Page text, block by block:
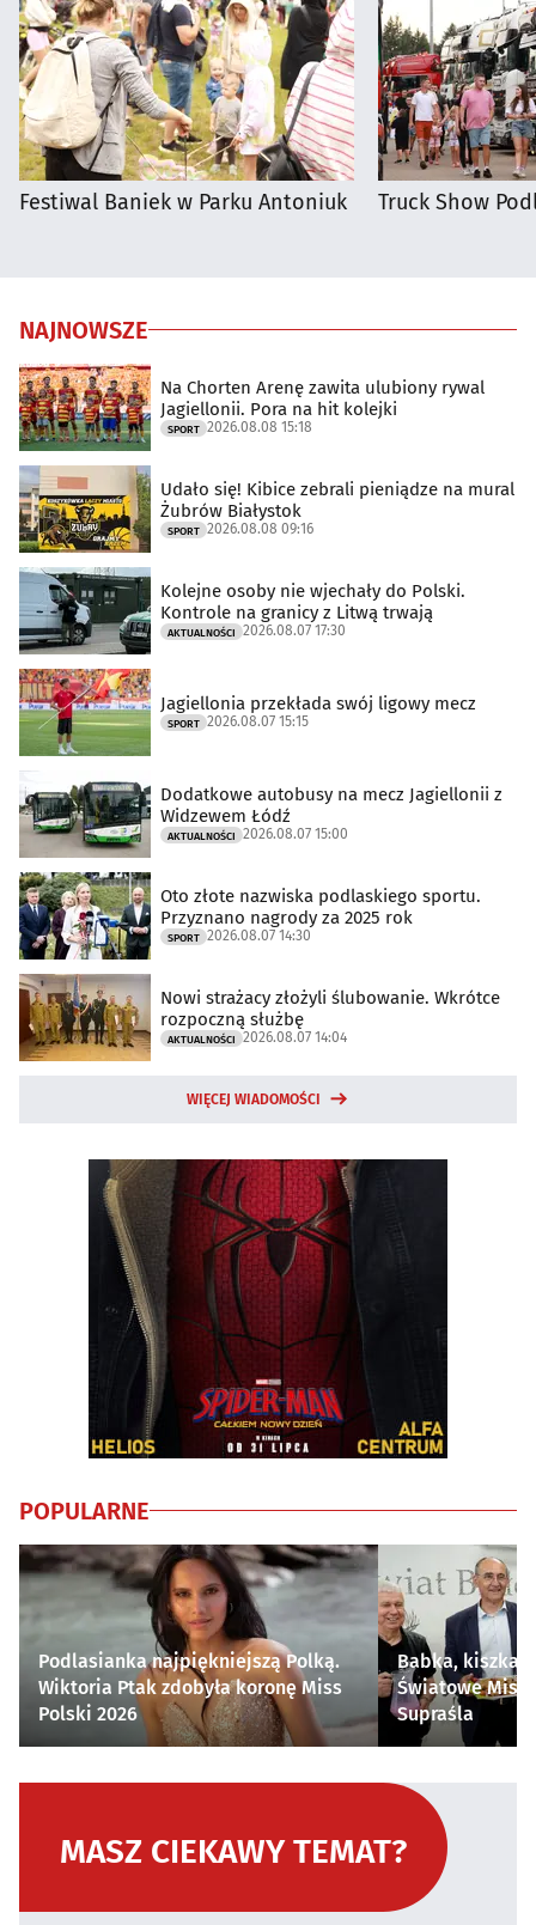
Festiwal Baniek w Parku Antoniuk Truck Show
NAJNOWSZE
Na Chorten Arenę zawita ulubiony rywal
Jagiellonii. Pora na hit kolejki
SPORT 2026.08.08 15:18
Udało się! Kibice zebrali pieniądze na mural
Żubrów Białystok
SPORT 2026.08.08 09:16
Kolejne osoby nie wjechały do Polski.
Kontrole na granicy z Litwą trwają
AKTUALNOŚCI 2026.08.07 17:30
Jagiellonia przekłada swój ligowy mecz
SPORT 2026.08.07 15:15
Dodatkowe autobusy na mecz Jagiellonii z
Widzewem Łódź
AKTUALNOŚCI 2026.08.07 15:00
Oto złote nazwiska podlaskiego sportu.
Przyznano nagrody za 2025 rok
SPORT 2026.08.07 14:30
Nowi strażacy złożyli ślubowanie. Wkrótce
rozpoczną służbę
AKTUALNOŚCI 2026.08.07 14:04
WIĘCEJ WIADOMOŚCI
POPULARNE
Podlasianka najpiękniejszą Polką.
Wiktoria Ptak zdobyła koronę Miss
Polski 2026
Babka, kiszka i
Światowe
Supraśla
MASZ CIEKAWY TEMAT?